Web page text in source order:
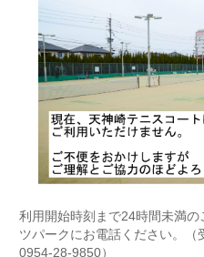
利用開始時刻まで24時間未満
ツパークにお電話ください。
0954-28-9850）